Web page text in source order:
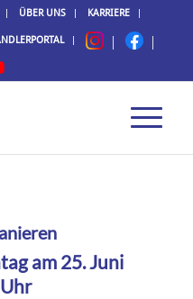
ÜBER UNS KARRIERE
am 25. Juni